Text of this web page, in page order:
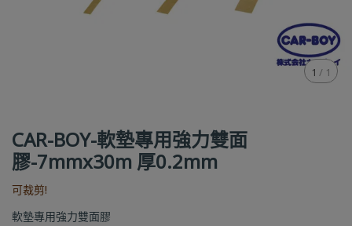
1 / 1
CAR-BOY-軟墊專用強力雙面
膠-7mmx30m 厚0.2mm
可裁剪!
軟墊專用強力雙面膠